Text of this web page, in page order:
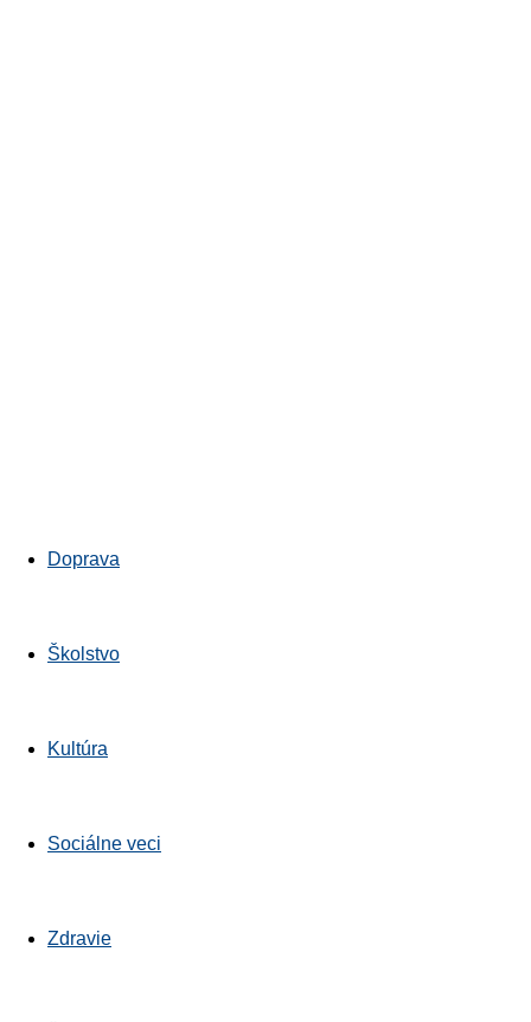
Bratislavskykraj.sk
Doprava
Školstvo
Kultúra
Sociálne veci
Zdravie